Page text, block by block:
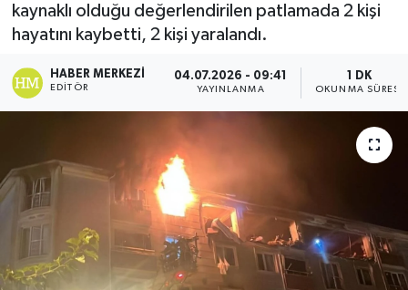
kaynaklı olduğu değerlendirilen patlamada 2 kişi
hayatını kaybetti, 2 kişi yaralandı.
HABER MERKEZI
EDITÖR
04.07.2026 - 09:41
YAYINLANMA
1 DK
OKUNMA SÜRESI
Medya
Sağlık
Haber Arşivi